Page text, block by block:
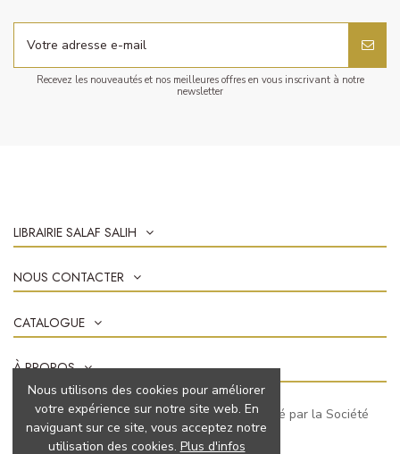
Recevez les nouveautés et nos meilleures offres en vous inscrivant à notre
newsletter
LIBRAIRIE SALAF SALIH
NOUS CONTACTER
CATALOGUE
À PROPOS
Marchand approuvé par la Société
des Avis Garantis, cliquez ici pour vérifier.
Nous utilisons des cookies pour améliorer
votre expérience sur notre site web. En
naviguant sur ce site, vous acceptez notre
utilisation des cookies. Plus d'infos